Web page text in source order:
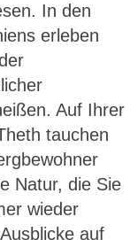
In den
erleben
Auf Ihrer
tauchen
Natur, die Sie
wieder
auf